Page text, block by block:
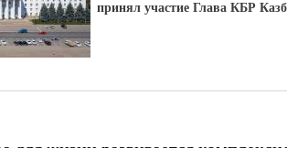
принял участие Глава КБР